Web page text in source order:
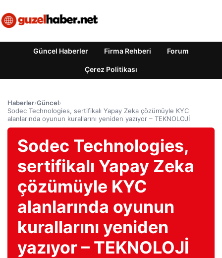
Güncel Haberler Firma Rehberi Forum
Çerez Politikası
Haberler›Güncel›
Sodec Technologies, sertifikalı Yapay Zeka çözümüyle KYC
alanlarında oyunun kurallarını yeniden yazıyor – TEKNOLOJİ
Sodec Technologies,
sertifikalı Yapay Zeka
çözümüyle KYC
alanlarında oyunun
kurallarını yeniden
yazıyor – TEKNOLOJİ